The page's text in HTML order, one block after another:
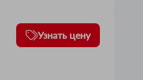
Узнать цену